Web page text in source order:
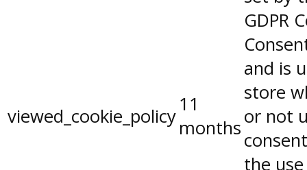
viewed_cookie_policy
11
months
GDPR
and is
store
or not
the